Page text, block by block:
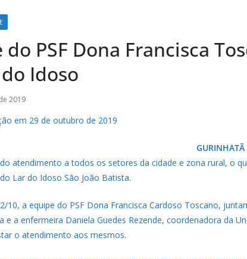
do PSF Dona Francisca
Idoso
2019
em 29 de outubro de 2019
GURINHATÃ
atendimento a todos os setores da cidade e zona rural, o
Lar do Idoso São João Batista.
10, a equipe do PSF Dona Francisca Cardoso Toscano,
e a enfermeira Daniela Guedes Rezende, coordenadora da
o atendimento aos mesmos.